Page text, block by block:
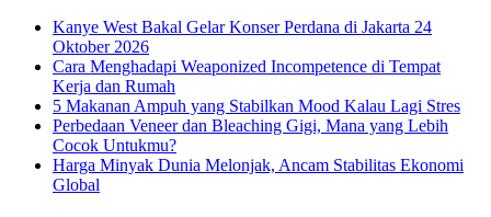
Kanye West Bakal Gelar Konser Perdana di Jakarta 24
Oktober 2026
Cara Menghadapi Weaponized Incompetence di Tempat
Kerja dan Rumah
5 Makanan Ampuh yang Stabilkan Mood Kalau Lagi Stres
Perbedaan Veneer dan Bleaching Gigi, Mana yang Lebih
Cocok Untukmu?
Harga Minyak Dunia Melonjak, Ancam Stabilitas Ekonomi
Global